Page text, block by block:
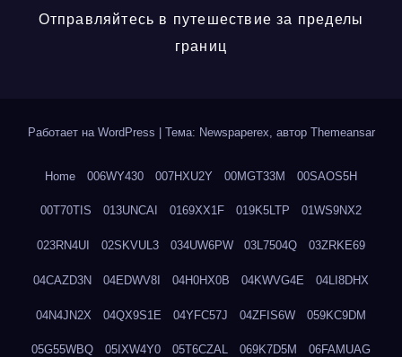
Отправляйтесь в путешествие за пределы
границ
Работает на WordPress Тема: Newspaperex, автор Themeansar
Home 006WY430 007HXU2Y 00MGT33M 00SAOS5H
00T70TIS 013UNCAI 0169XX1F 019K5LTP 01WS9NX2
023RN4UI 02SKVUL3 034UW6PW 03L7504Q 03ZRKE69
04CAZD3N 04EDWV8I 04H0HX0B 04KWVG4E 04LI8DHX
04N4JN2X 04QX9S1E 04YFC57J 04ZFIS6W 059KC9DM
05G55WBQ 05IXW4Y0 05T6CZAL 069K7D5M 06FAMUAG